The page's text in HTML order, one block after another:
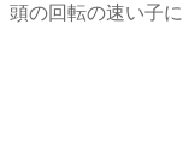
頭の回転の速い子